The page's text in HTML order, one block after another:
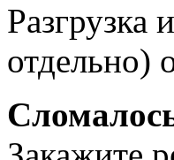
Разгрузка
отдельно)